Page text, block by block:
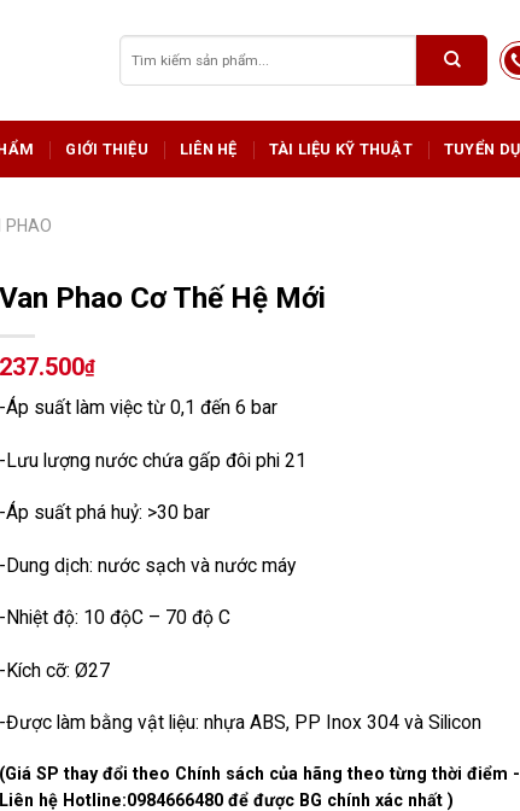
kiếm:
GIỚI THIỆU LIÊN HỆ TÀI LIỆU KỸ THUẬT TUYỂN
PHAO
Van Phao Cơ Thế Hệ Mới
237.500₫
-Áp suất làm việc từ 0,1 đến 6 bar
-Lưu lượng nước chứa gấp đôi phi 21
-Áp suất phá huỷ: >30 bar
-Dung dịch: nước sạch và nước máy
-Nhiệt độ: 10 độC – 70 độ C
-Kích cỡ: Ø27
-Được làm bằng vật liệu: nhựa ABS, PP Inox 304 và Silicon
(Giá SP thay đổi theo Chính sách của hãng theo từng thời điểm
Liên hệ Hotline:0984666480 để được BG chính xác nhất )